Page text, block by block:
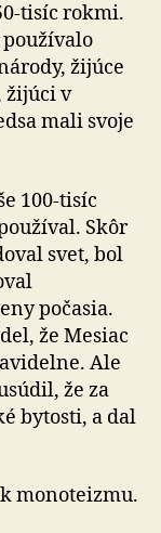
tisíc rokmi.
používalo
žijúce
žijúci v
mali svoje
100-tisíc
Skôr
svet, bol
počasia.
že Mesiac
Ale
že za
by­tos­ti, a dal
monoteizmu.